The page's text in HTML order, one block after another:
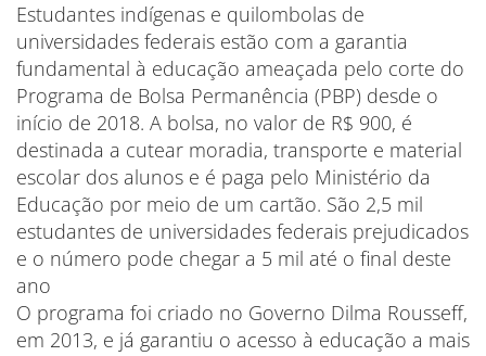
Estudantes indígenas e quilombolas de
universidades federais estão com a garantia
fundamental à educação ameaçada pelo corte do
Programa de Bolsa Permanência (PBP) desde o
início de 2018. A bolsa, no valor de R$ 900, é
destinada a cutear moradia, transporte e material
escolar dos alunos e é paga pelo Ministério da
Educação por meio de um cartão. São 2,5 mil
estudantes de universidades federais prejudicados
e o número pode chegar a 5 mil até o final deste
ano
O programa foi criado no Governo Dilma Rousseff,
em 2013, e já garantiu o acesso à educação a mais